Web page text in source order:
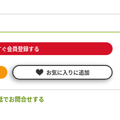
ぐ会員登録する
お気に入りに追加
でお問合せする